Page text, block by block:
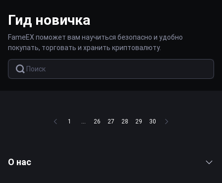
Гид новичка
FameEX поможет вам научиться безопасно и удобно
покупать, торговать и хранить криптовалюту.
1 ... 26 27 28 29 30
О нас